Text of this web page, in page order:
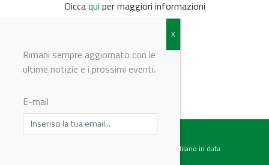
Cliccaqui per maggiori informazioni
© Riproduzione riservata
Testata giornalistica registrata presso il Tribunale di Milano in data
Rimani sempre aggiornato con le
ultime notizie e i prossimi eventi.
E-mail